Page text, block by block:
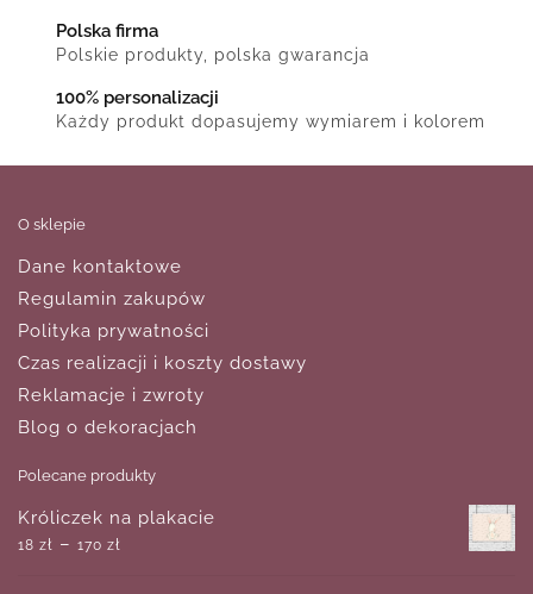
Polska firma
Polskie produkty, polska gwarancja
100% personalizacji
Każdy produkt dopasujemy wymiarem i kolorem
O sklepie
Dane kontaktowe
Regulamin zakupów
Polityka prywatności
Czas realizacji i koszty dostawy
Reklamacje i zwroty
Blog o dekoracjach
Polecane produkty
Króliczek na plakacie
18 zł – 170 zł